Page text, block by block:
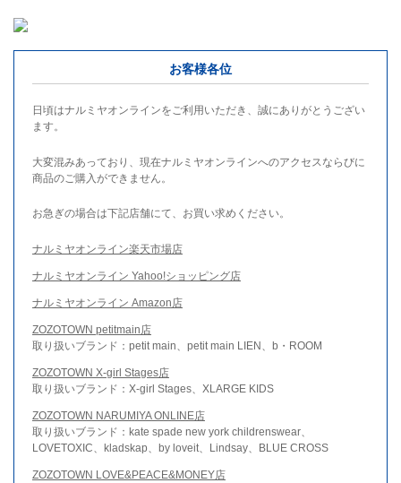
お客様各位
日頃はナルミヤオンラインをご利用いただき、誠にありがとうござい
ます。
大変混みあっており、現在ナルミヤオンラインへのアクセスならびに
商品のご購入ができません。
お急ぎの場合は下記店舗にて、お買い求めください。
ナルミヤオンライン楽天市場店
ナルミヤオンライン Yahoo!ショッピング店
ナルミヤオンライン Amazon店
ZOZOTOWN petitmain店
取り扱いブランド：petit main、petit main LIEN、b・ROOM
ZOZOTOWN X-girl Stages店
取り扱いブランド：X-girl Stages、XLARGE KIDS
ZOZOTOWN NARUMIYA ONLINE店
取り扱いブランド：kate spade new york childrenswear、
LOVETOXIC、kladskap、by loveit、Lindsay、BLUE CROSS
ZOZOTOWN LOVE&PEACE&MONEY店